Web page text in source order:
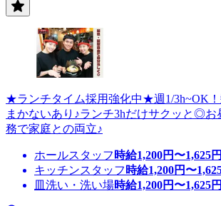
★ランチタイム採用強化中★週1/3h~OK！
まかないあり♪ランチ3hだけサクッと◎お
務で家庭との両立♪
ホールスタッフ 時給1,200円〜1,625円
キッチンスタッフ 時給1,200円〜
皿洗い・洗い場時給1,200円〜1,625円